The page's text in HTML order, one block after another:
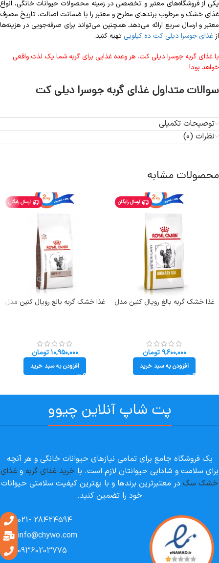
یکی از فروشگاه‌های معتبر و تخصصی در زمینه محصولات حیوانات خانگی، انواع
غذای خشک و مرطوب برندهای مطرح و معتبر را با ضمانت اصالت، تاریخ مصرف
معتبر و ارسال سریع ارائه می‌دهد. همچنین می‌تواند برای صرفه‌جویی در هزینه‌ها
ازغذای جوسرا دیلی کت ده کیلویی تهیه کنید.
با غذای گربه جوسرا دیلی کت، هر وعده غذایی برای گربه شما یک لذت واقعی
خواهد بود!
سوالات متداول غذای گربه جوسرا دیلی کت
توضیحات تکمیلی
نظرات (0)
محصولات مشابه
ارسال رایگان
غذا خشک گربه بالغ رویال کنین مدل
۹,۶۰۰,۰۰۰ تومان
افزودن به سبد خرید
ارسال رایگان
غذا خشک گربه بالغ رویال کنین مدل
۱۰,۹۵۰,۰۰۰ تومان
افزودن به سبد خرید
پت شاپ آنلاین چیوو
یک فروشگاه جامع برای تمامی نیازهای حیوانات خانگی و هر آنچه
برای سلامت و شادابی حیوانتان لازم است. با خرید غذای گربه و غذای
خشک سگ در معتبرترین برندها و با بهترین کیفیت سلامتی حیوانات
خود را تضمین کنید.
28424594 -021
info@chywo.com
09360203775